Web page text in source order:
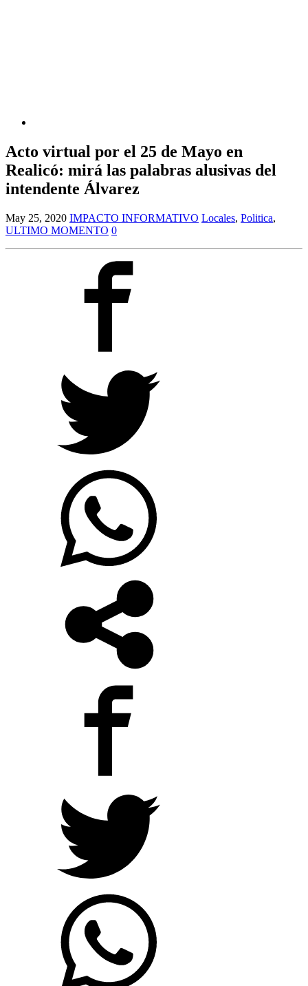
Acto virtual por el 25 de Mayo en
Realicó: mirá las palabras alusivas del
intendente Álvarez
May 25, 2020 IMPACTO INFORMATIVO Locales, Politica,
ULTIMO MOMENTO 0